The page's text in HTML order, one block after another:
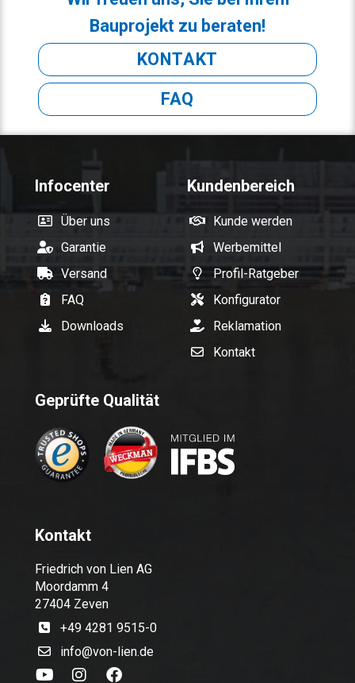
Bauprojekt zu beraten!
KONTAKT
FAQ
Infocenter
Über uns
Garantie
Versand
FAQ
Downloads
Kundenbereich
Kunde werden
Werbemittel
Profil-Ratgeber
Konfigurator
Reklamation
Kontakt
Geprüfte Qualität
Kontakt
Friedrich von Lien AG
Moordamm 4
27404 Zeven
+49 4281 9515-0
info@von-lien.de